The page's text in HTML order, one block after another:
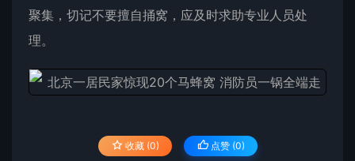
聚集，切记不要擅自捅窝，应及时求助专业人员处
理。
收藏 (0) 点赞 (0)